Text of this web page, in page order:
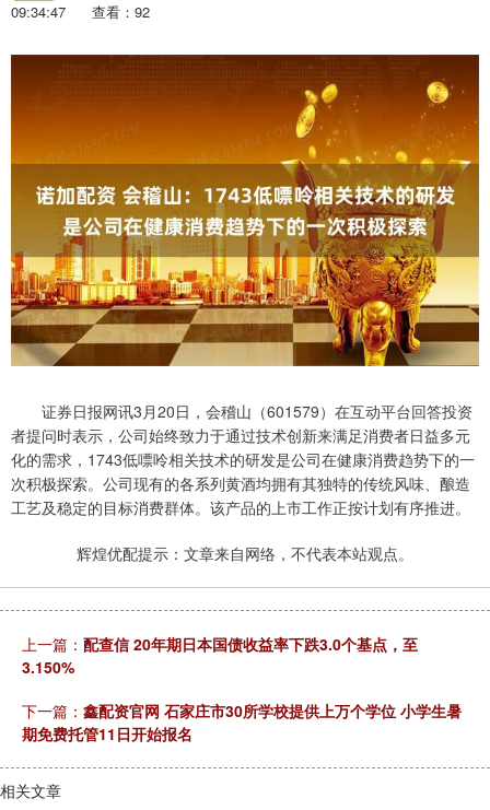
09:34:47
查看：92
证券日报网讯3月20日，会稽山（601579）在互动平台回答投资
者提问时表示，公司始终致力于通过技术创新来满足消费者日益多元
化的需求，1743低嘌呤相关技术的研发是公司在健康消费趋势下的一
次积极探索。公司现有的各系列黄酒均拥有其独特的传统风味、酿造
工艺及稳定的目标消费群体。该产品的上市工作正按计划有序推进。
辉煌优配提示：文章来自网络，不代表本站观点。
上一篇： 配查信 20年期日本国债收益率下跌3.0个基点，至
3.150%
下一篇： 鑫配资官网 石家庄市30所学校提供上万个学位 小学生暑
期免费托管11日开始报名
相关文章